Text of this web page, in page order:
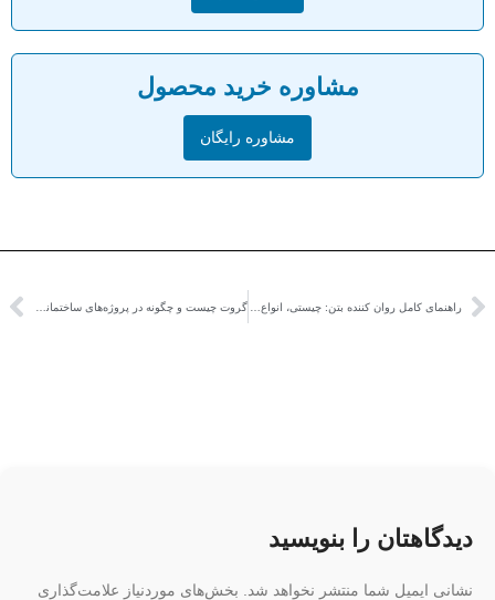
مشاوره خرید محصول
مشاوره رایگان
دیدگاهتان را بنویسید
نشانی ایمیل شما منتشر نخواهد شد.
بخش‌های موردنیاز علامت‌گذاری